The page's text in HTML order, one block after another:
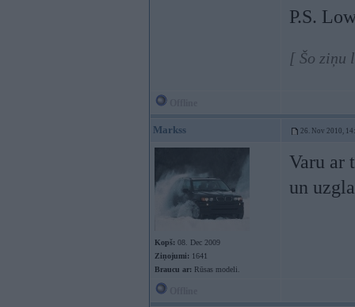
P.S.
[ Šo ziņu
Markss 26. Nov 2010,
Kopš: 08. Dec 2009
Ziņojumi: 1641
Braucu ar: Rūsas modeli.
Varu ar
un